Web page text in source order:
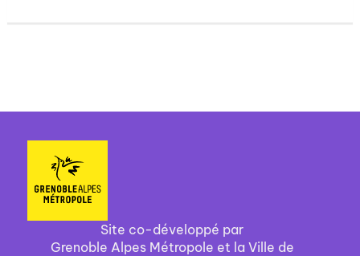
Site co-développé par
Grenoble Alpes Métropole et la Ville de